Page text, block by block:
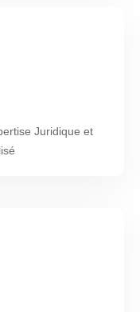
Juridique et